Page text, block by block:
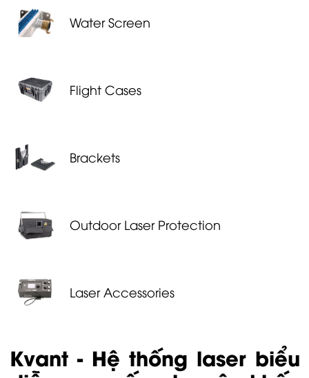
Water Screen
Flight Cases
Brackets
Outdoor Laser Protection
Laser Accessories
Kvant - Hệ thống laser biểu